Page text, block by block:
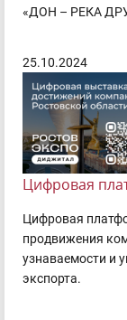
«ДОН – РЕКА
25.10.2024
Цифровая
Цифровая
продвижения
узнаваемости и
экспорта.